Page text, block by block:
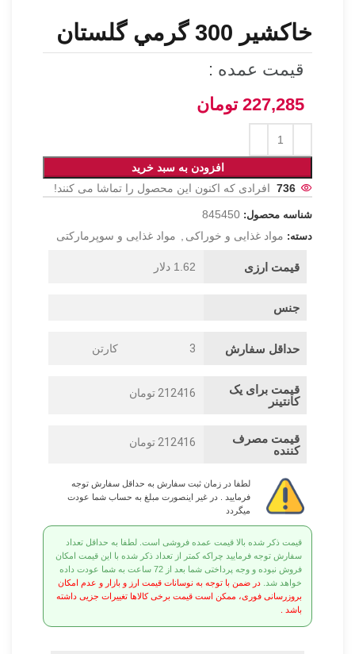
خاکشير 300 گرمي گلستان
قیمت عمده :
227,285 تومان
افزودن به سبد خرید
736 افرادی که اکنون این محصول را تماشا می کنند!
شناسه محصول: 845450
دسته: مواد غذایی و خوراکی مواد غذایی و سوپرمارکتی
قیمت ارزی 1.62 دلار
جنس
حداقل سفارش 3 کارتن
قیمت برای یک
کانتینر
212416 تومان
قیمت مصرف
کننده
212416 تومان
لطفا در زمان ثبت سفارش به حداقل سفارش توجه
فرمایید . در غیر اینصورت مبلغ به حساب شما عودت
میگردد
قیمت ذکر شده بالا قیمت عمده فروشی است. لطفا به حداقل تعداد
سفارش توجه فرمایید چراکه کمتر از تعداد ذکر شده با این قیمت امکان
فروش نبوده و وجه پرداختی شما بعد از 72 ساعت به شما عودت داده
خواهد شد. در ضمن با توجه به نوسانات قیمت ارز و بازار و عدم امکان
بروزرسانی فوری، ممکن است قیمت برخی کالاها تغییرات جزیی داشته
باشد .